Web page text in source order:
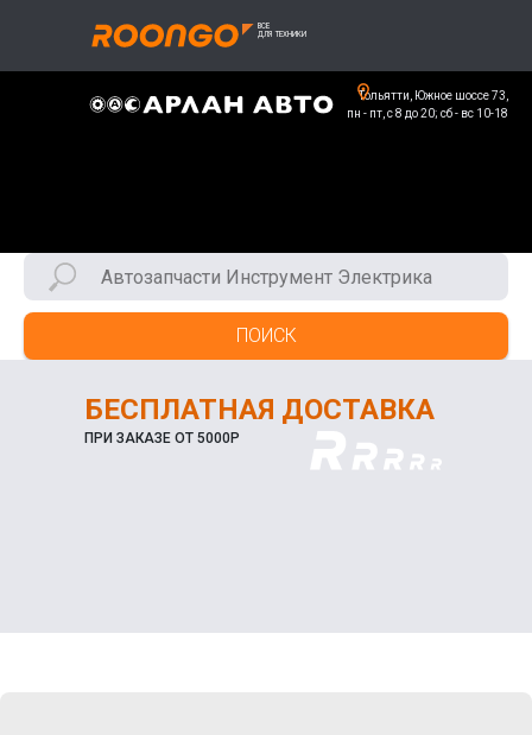
Тольятти, Южное шоссе 73,
пн - пт, с 8 до 20; сб - вс 10-18
ПОИСК
БЕСПЛАТНАЯ ДОСТАВКА
ПРИ ЗАКАЗЕ ОТ 5000Р